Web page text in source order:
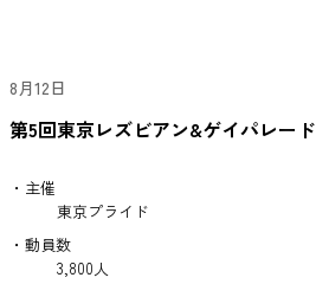
8月12日
第5回東京レズビアン&ゲイパレード
・主催
東京プライド
・動員数
3,800人